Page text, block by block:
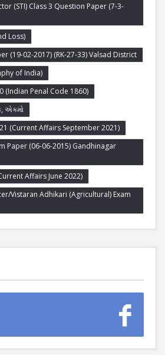
(STI) Class 3 Question Paper (7-3-
Loss)
(19-02-2017) (RK-27-33) Valsad District
of India)
(Indian Penal Code 1860)
એકમો
(Current Affairs September 2021)
Paper (06-06-2015) Gandhinagar
Affairs June 2022)
Vistaran Adhikari (Agricultural) Exam